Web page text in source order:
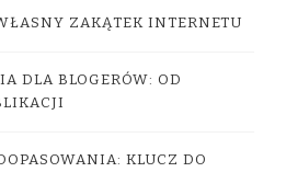
ZAKĄTEK INTERNETU
DLA BLOGERÓW: OD
KLUCZ DO